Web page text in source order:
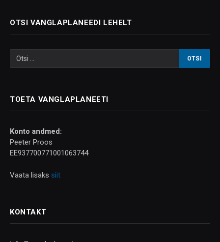
OTSI VANGLAPLANEEDI LEHELT
TOETA VANGLAPLANEETI
Konto andmed:
Peeter Proos
EE937700771001063744
Vaata lisaks siit
KONTAKT